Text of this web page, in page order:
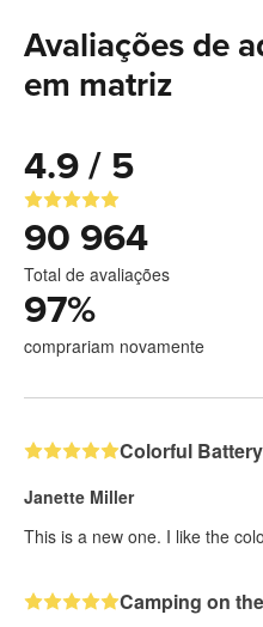
Avaliações de
em matriz
4.9 / 5
90 964
Total de avaliações
97%
comprariam novamente
Colorful
Janette Miller
This is a new one. I like the
Camping on